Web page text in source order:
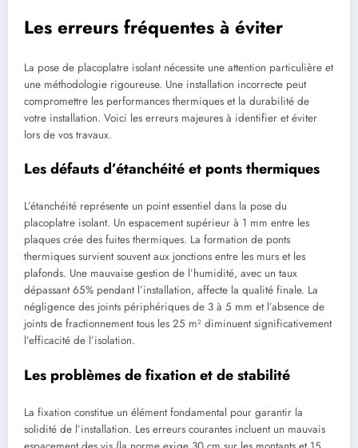
Les erreurs fréquentes à éviter
La pose de placoplatre isolant nécessite une attention particulière et
une méthodologie rigoureuse. Une installation incorrecte peut
compromettre les performances thermiques et la durabilité de
votre installation. Voici les erreurs majeures à identifier et éviter
lors de vos travaux.
Les défauts d’étanchéité et ponts thermiques
L’étanchéité représente un point essentiel dans la pose du
placoplatre isolant. Un espacement supérieur à 1 mm entre les
plaques crée des fuites thermiques. La formation de ponts
thermiques survient souvent aux jonctions entre les murs et les
plafonds. Une mauvaise gestion de l’humidité, avec un taux
dépassant 65% pendant l’installation, affecte la qualité finale. La
négligence des joints périphériques de 3 à 5 mm et l’absence de
joints de fractionnement tous les 25 m² diminuent significativement
l’efficacité de l’isolation.
Les problèmes de fixation et de stabilité
La fixation constitue un élément fondamental pour garantir la
solidité de l’installation. Les erreurs courantes incluent un mauvais